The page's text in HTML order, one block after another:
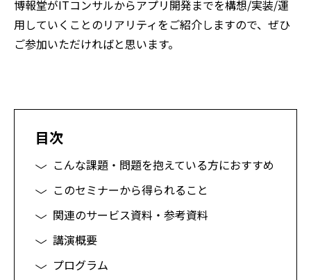
博報堂がITコンサルからアプリ開発までを構想/実装/運
用していくことのリアリティをご紹介しますので、ぜひ
ご参加いただければと思います。
目次
こんな課題・問題を抱えている方におすすめ
このセミナーから得られること
関連のサービス資料・参考資料
講演概要
プログラム